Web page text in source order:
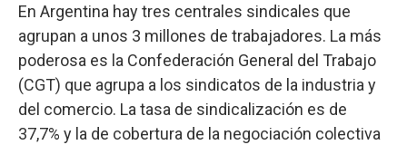
En Argentina hay tres centrales sindicales que
agrupan a unos 3 millones de trabajadores. La más
poderosa es la Confederación General del Trabajo
(CGT) que agrupa a los sindicatos de la industria y
del comercio. La tasa de sindicalización es de
37,7% y la de cobertura de la negociación colectiva